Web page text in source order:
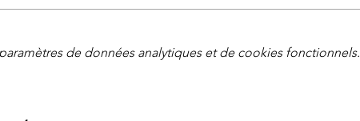
de données analytiques et de cookies fonctionnels.